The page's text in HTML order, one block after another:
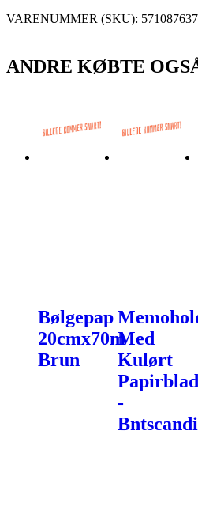
VARENUMMER (SKU):
ANDRE KØBTE
Bølgepap
20cmx70m
Brun
Med
Kulørt
-